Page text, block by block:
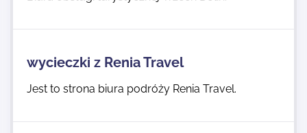
wycieczki z Renia Travel
Jest to strona biura podróży Renia Travel.